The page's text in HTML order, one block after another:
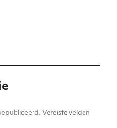
Vereiste velden